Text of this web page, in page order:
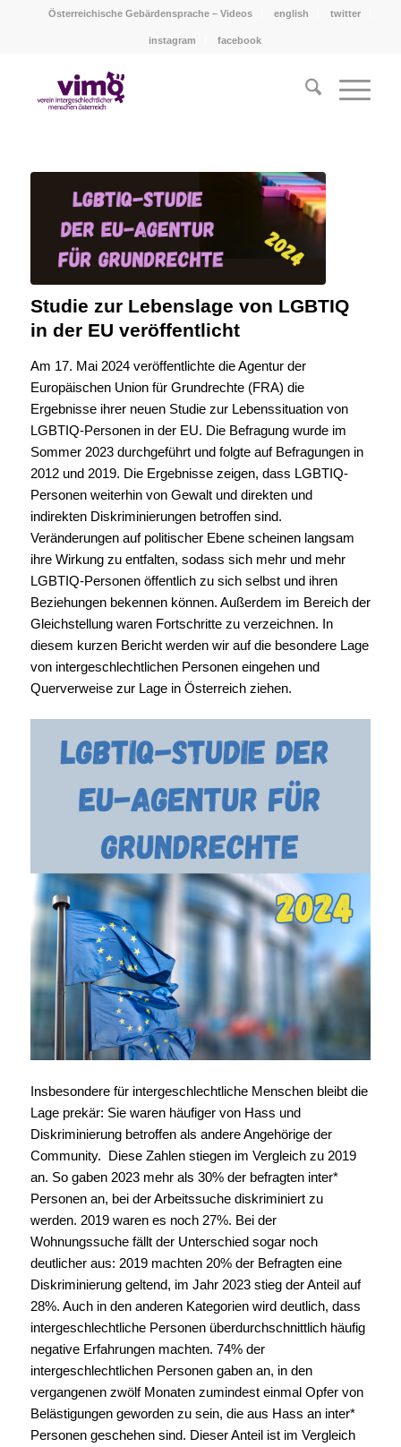
Österreichische Gebärdensprache – Videos english twitter
instagram facebook
Studie zur Lebenslage von LGBTIQ
in der EU veröffentlicht
Am 17. Mai 2024 veröffentlichte die Agentur der
Europäischen Union für Grundrechte (FRA) die
Ergebnisse ihrer neuen Studie zur Lebenssituation von
LGBTIQ-Personen in der EU. Die Befragung wurde im
Sommer 2023 durchgeführt und folgte auf Befragungen in
2012 und 2019. Die Ergebnisse zeigen, dass LGBTIQ-
Personen weiterhin von Gewalt und direkten und
indirekten Diskriminierungen betroffen sind.
Veränderungen auf politischer Ebene scheinen langsam
ihre Wirkung zu entfalten, sodass sich mehr und mehr
LGBTIQ-Personen öffentlich zu sich selbst und ihren
Beziehungen bekennen können. Außerdem im Bereich der
Gleichstellung waren Fortschritte zu verzeichnen. In
diesem kurzen Bericht werden wir auf die besondere Lage
von intergeschlechtlichen Personen eingehen und
Querverweise zur Lage in Österreich ziehen.
Insbesondere für intergeschlechtliche Menschen bleibt die
Lage prekär: Sie waren häufiger von Hass und
Diskriminierung betroffen als andere Angehörige der
Community. Diese Zahlen stiegen im Vergleich zu 2019
an. So gaben 2023 mehr als 30% der befragten inter*
Personen an, bei der Arbeitssuche diskriminiert zu
werden. 2019 waren es noch 27%. Bei der
Wohnungssuche fällt der Unterschied sogar noch
deutlicher aus: 2019 machten 20% der Befragten eine
Diskriminierung geltend, im Jahr 2023 stieg der Anteil auf
28%. Auch in den anderen Kategorien wird deutlich, dass
intergeschlechtliche Personen überdurchschnittlich häufig
negative Erfahrungen machten. 74% der
intergeschlechtlichen Personen gaben an, in den
vergangenen zwölf Monaten zumindest einmal Opfer von
Belästigungen geworden zu sein, die aus Hass an inter*
Personen geschehen sind. Dieser Anteil ist im Vergleich